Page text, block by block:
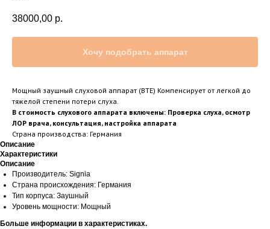
38000,00 р.
Хочу подобрать аппарат
Мощный заушный слуховой аппарат (BTE) Компенсирует от легкой до
тяжелой степени потери слуха.
В стоимость слухового аппарата включены: Проверка слуха, осмотр
ЛОР врача, консультация, настройка аппарата
Страна производства: Германия
Описание
Характеристики
Описание
Производитель: Signia
Страна происхождения: Германия
Тип корпуса: Заушный
Уровень мощности: Мощный
Больше информации в характеристиках.